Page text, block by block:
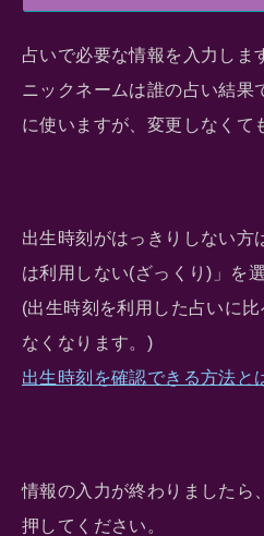
占いで必要な情報を入力しま
ニックネームは誰の占い結果
に使いますが、変更しなく
出生時刻がはっきりしない方
は利用しない(ざっくり)」を
(出生時刻を利用した占いに
なくなります。)
出生時刻を確認できる方法と
情報の入力が終わりましたら
押してください。